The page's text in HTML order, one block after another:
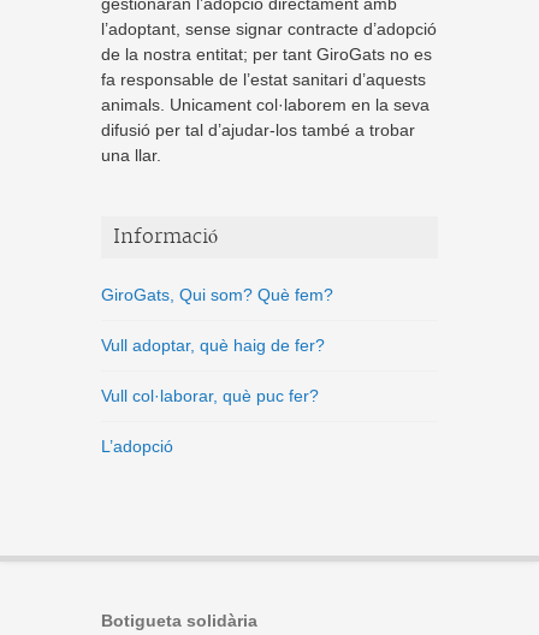
l’adoptant, sense signar contracte d’adopció
de la nostra entitat; per tant GiroGats no es
fa responsable de l’estat sanitari d’aquests
animals. Unicament col·laborem en la seva
difusió per tal d’ajudar-los també a trobar
una llar.
Informació
GiroGats, Qui som? Què fem?
Vull adoptar, què haig de fer?
Vull col·laborar, què puc fer?
L’adopció
Botigueta solidària